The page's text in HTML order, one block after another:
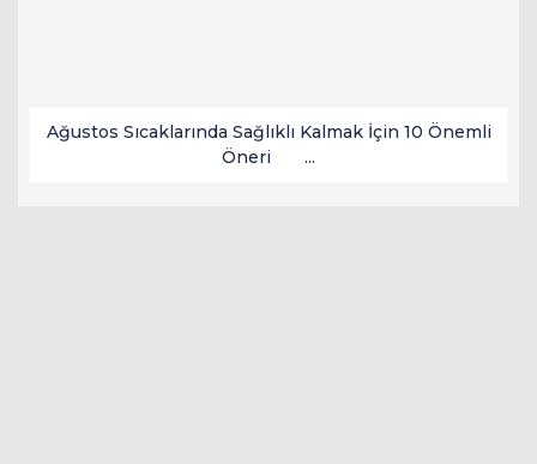
Ağustos Sıcaklarında Sağlıklı Kalmak İçin 10 Önemli
Öneri ...